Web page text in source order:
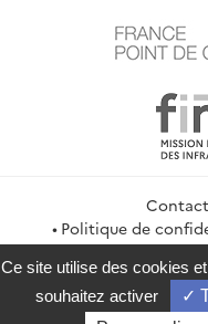
Contact
Politique de
Gestion
service-public.gouv.fr
Ce site utilise des cookies
souhaitez activer